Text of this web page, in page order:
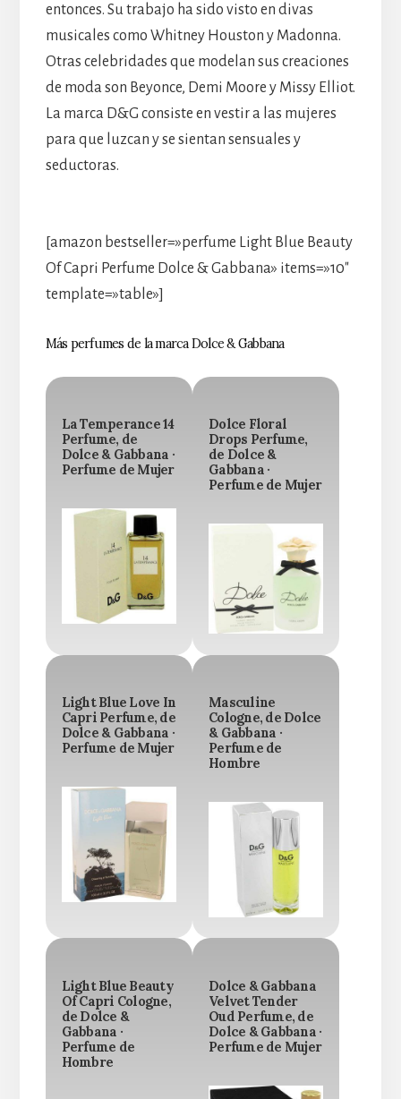
entonces. Su trabajo ha sido visto en divas
musicales como Whitney Houston y Madonna.
Otras celebridades que modelan sus creaciones
de moda son Beyonce, Demi Moore y Missy Elliot.
La marca D&G consiste en vestir a las mujeres
para que luzcan y se sientan sensuales y
seductoras.
[amazon bestseller=»perfume Light Blue Beauty
Of Capri Perfume Dolce & Gabbana» items=»10″
template=»table»]
Más perfumes de la marca Dolce & Gabbana
La Temperance 14
Perfume, de
Dolce & Gabbana ·
Perfume de Mujer
Dolce Floral
Drops Perfume,
de Dolce &
Gabbana ·
Perfume de Mujer
Light Blue Love In
Capri Perfume, de
Dolce & Gabbana ·
Perfume de Mujer
Masculine
Cologne, de Dolce
& Gabbana ·
Perfume de
Hombre
Light Blue Beauty
Of Capri Cologne,
de Dolce &
Gabbana ·
Perfume de
Hombre
Dolce & Gabbana
Velvet Tender
Oud Perfume, de
Dolce & Gabbana ·
Perfume de Mujer